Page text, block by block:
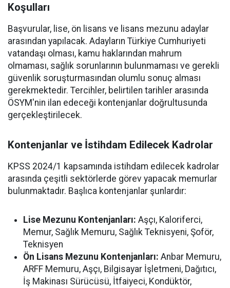
Koşulları
Başvurular, lise, ön lisans ve lisans mezunu adaylar
arasından yapılacak. Adayların Türkiye Cumhuriyeti
vatandaşı olması, kamu haklarından mahrum
olmaması, sağlık sorunlarının bulunmaması ve gerekli
güvenlik soruşturmasından olumlu sonuç alması
gerekmektedir. Tercihler, belirtilen tarihler arasında
ÖSYM'nin ilan edeceği kontenjanlar doğrultusunda
gerçekleştirilecek.
Kontenjanlar ve İstihdam Edilecek Kadrolar
KPSS 2024/1 kapsamında istihdam edilecek kadrolar
arasında çeşitli sektörlerde görev yapacak memurlar
bulunmaktadır. Başlıca kontenjanlar şunlardır:
Lise Mezunu Kontenjanları: Aşçı, Kaloriferci,
Memur, Sağlık Memuru, Sağlık Teknisyeni, Şoför,
Teknisyen
Ön Lisans Mezunu Kontenjanları: Anbar Memuru,
ARFF Memuru, Aşçı, Bilgisayar İşletmeni, Dağıtıcı,
İş Makinası Sürücüsü, İtfaiyeci, Kondüktör,